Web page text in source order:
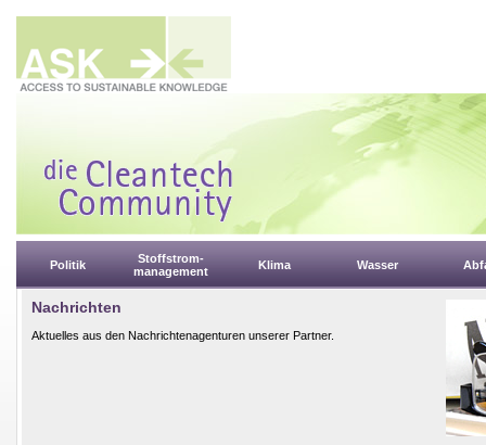
Politik
Stoffstrom-
management
Klima Wasser
Nachrichten
Aktuelles aus den Nachrichtenagenturen unserer Partner.